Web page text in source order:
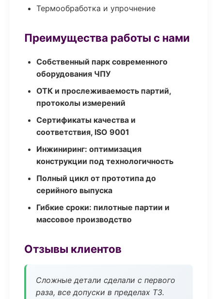
Термообработка и упрочнение
Преимущества работы с нами
Собственный парк современного
оборудования ЧПУ
ОТК и прослеживаемость партий,
протоколы измерений
Сертификаты качества и
соответствия, ISO 9001
Инжиниринг: оптимизация
конструкции под технологичность
Полный цикл от прототипа до
серийного выпуска
Гибкие сроки: пилотные партии и
массовое производство
Отзывы клиентов
Сложные детали сделали с первого
раза, все допуски в пределах ТЗ.